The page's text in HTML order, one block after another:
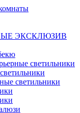
ЭКСКЛЮЗИВ
светильники
светильники